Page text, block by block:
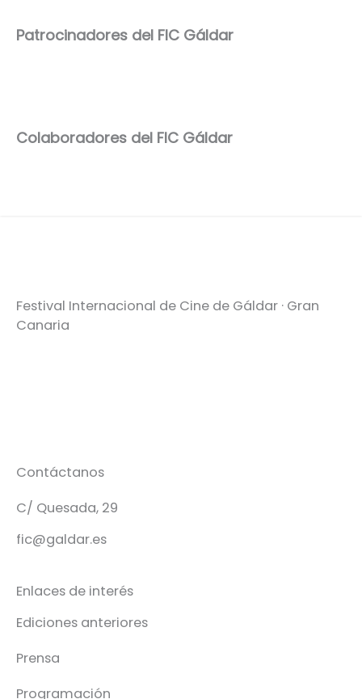
Patrocinadores del FIC Gáldar
Colaboradores del FIC Gáldar
Festival Internacional de Cine de Gáldar · Gran
Canaria
Contáctanos
C/ Quesada, 29
fic@galdar.es
Enlaces de interés
Ediciones anteriores
Prensa
Programación